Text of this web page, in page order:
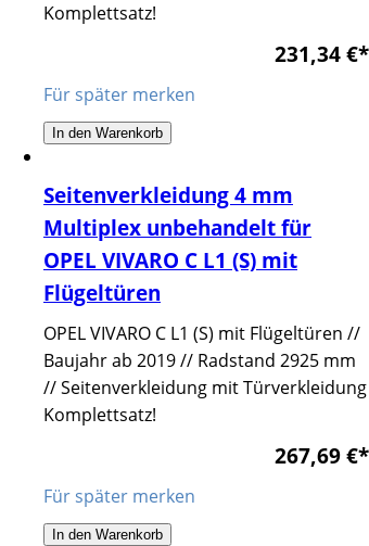
Komplettsatz!
231,34 €*
Für später merken
In den Warenkorb
Seitenverkleidung 4 mm
Multiplex unbehandelt für
OPEL VIVARO C L1 (S) mit
Flügeltüren
OPEL VIVARO C L1 (S) mit Flügeltüren //
Baujahr ab 2019 // Radstand 2925 mm
// Seitenverkleidung mit Türverkleidung
Komplettsatz!
267,69 €*
Für später merken
In den Warenkorb